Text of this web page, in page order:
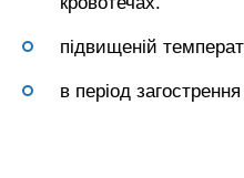
підвищеній
в період